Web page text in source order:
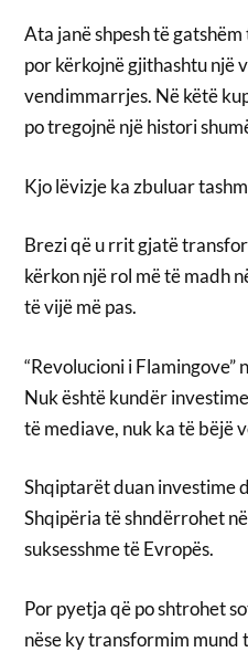
Ata janë shpesh të
por kërkojnë gjithashtu një
vendimmarrjes. Në këtë
po tregojnë një histori
Kjo lëvizje ka zbuluar
Brezi që u rrit gjatë
kërkon një rol më të madh
të vijë më pas.
“Revolucioni i
Nuk është kundër
të mediave, nuk ka të bëjë
Shqiptarët duan investime
Shqipëria të shndërrohet
suksesshme të Evropës.
Por pyetja që po shtrohet
nëse ky transformim